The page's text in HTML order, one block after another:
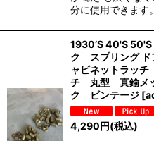
分に使用できます
1930’S 40'S
ク スプリング ド
ャビネットラッ
チ 丸型 真鍮メ
ク ビンテージ [
4,290円(税込)